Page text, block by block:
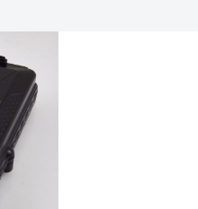
Персональный